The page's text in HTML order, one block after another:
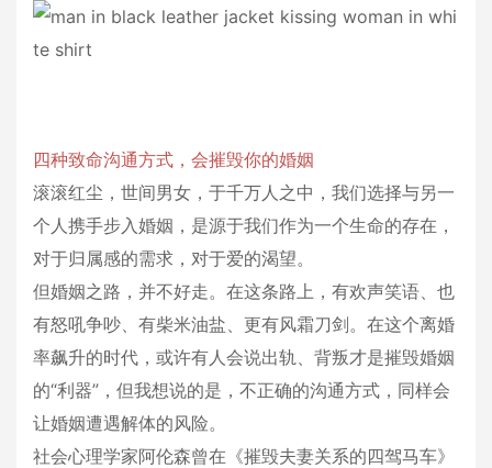
四种致命沟通方式，会摧毁你的婚姻
滚滚红尘，世间男女，于千万人之中，我们选择与另一
个人携手步入婚姻，是源于我们作为一个生命的存在，
对于归属感的需求，对于爱的渴望。
但婚姻之路，并不好走。在这条路上，有欢声笑语、也
有怒吼争吵、有柴米油盐、更有风霜刀剑。在这个离婚
率飙升的时代，或许有人会说出轨、背叛才是摧毁婚姻
的“利器”，但我想说的是，不正确的沟通方式，同样会
让婚姻遭遇解体的风险。
社会心理学家阿伦森曾在《摧毁夫妻关系的四驾马车》